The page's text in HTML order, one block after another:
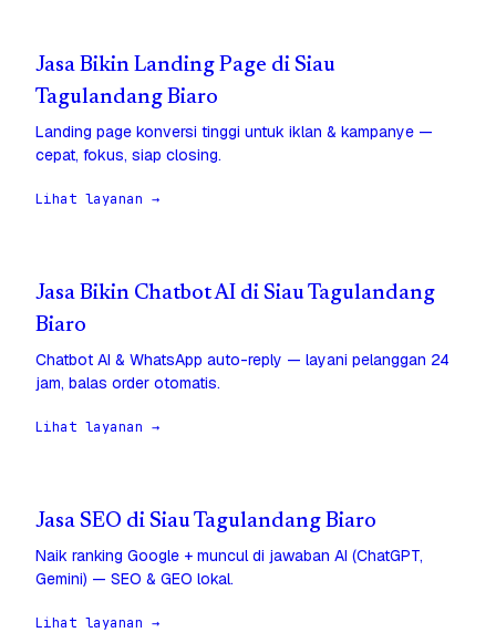
Jasa Bikin Landing Page di Siau
Tagulandang Biaro
Landing page konversi tinggi untuk iklan & kampanye —
cepat, fokus, siap closing.
Lihat layanan →
Jasa Bikin Chatbot AI di Siau Tagulandang
Biaro
Chatbot AI & WhatsApp auto-reply — layani pelanggan 24
jam, balas order otomatis.
Lihat layanan →
Jasa SEO di Siau Tagulandang Biaro
Naik ranking Google + muncul di jawaban AI (ChatGPT,
Gemini) — SEO & GEO lokal.
Lihat layanan →